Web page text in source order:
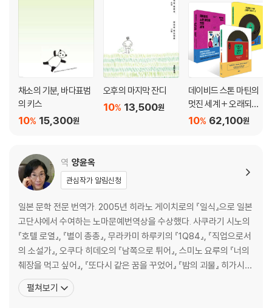
채소의 기분, 바다표범
의 키스
15,300원
10%
오후의 마지막 잔디
13,500원
10%
데이비드 스톤 마틴의
멋진 세계 + 오래되고
멋진 클래식 레코드 1,2
62,100원
10%
역 양윤옥
관심작가 알림신청
일본 문학 전문 번역가. 2005년 히라노 게이치로의 『일식』으로 일본
고단샤에서 수여하는 노마문예번역상을 수상했다. 사쿠라기 시노의
『호텔 로열』, 『별이 총총』, 무라카미 하루키의 『1Q84』, 『직업으로서
의 소설가』, 오쿠다 히데오의 『남쪽으로 튀어』, 스미노 요루의 『너의
췌장을 먹고 싶어』, 『또다시 같은 꿈을 꾸었어』 『밤의 괴물』 히가시노
게이고의 『나미야 잡화점의 기적』, 『눈보라 체이스』, 『그대 눈동자에
건배』, 『위험한 비너스』, 『라플라스의 마녀』, 『악의』, 『유성의 인연』,
펼쳐보기